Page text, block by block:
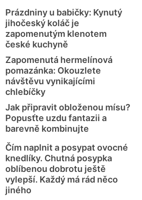
Prázdniny u babičky: Kynutý
jihočeský koláč je
zapomenutým klenotem
české kuchyně
Zapomenutá hermelínová
pomazánka: Okouzlete
návštěvu vynikajícími
chlebíčky
Jak připravit obloženou mísu?
Popusťte uzdu fantazii a
barevně kombinujte
Čím naplnit a posypat ovocné
knedlíky. Chutná posypka
oblíbenou dobrotu ještě
vylepší. Každý má rád něco
jiného